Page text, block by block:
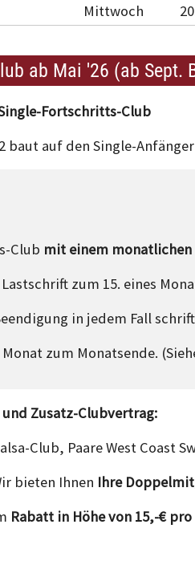
Mittwoch
ab Mai '26 (ab Sept.
Fortschritts-Club
baut auf den Single-
Club mit einem
zum 15. eines
in jedem Fall
zum Monatsende.
Zusatz-Clubvertrag:
Club, Paare West Coast
bieten Ihnen Ihre
Rabatt in Höhe von 15,-€